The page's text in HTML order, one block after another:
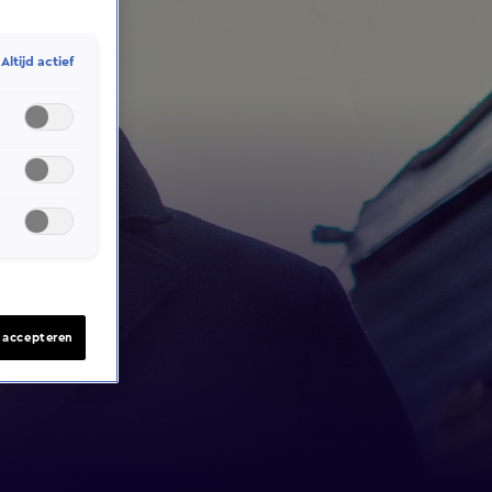
Altijd actief